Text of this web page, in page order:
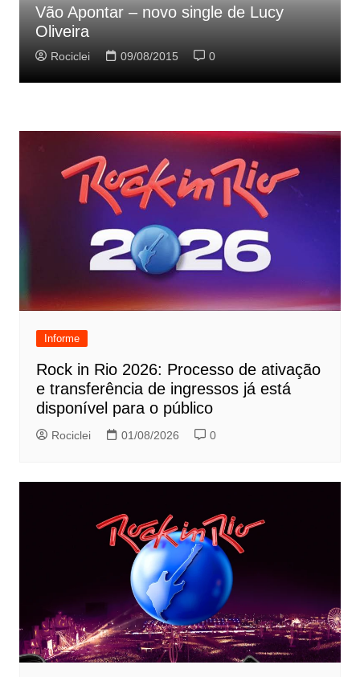
Vão Apontar – novo single de Lucy
Oliveira
Rociclei 09/08/2015 0
Informe
Rock in Rio 2026: Processo de ativação
e transferência de ingressos já está
disponível para o público
Rociclei 01/08/2026 0